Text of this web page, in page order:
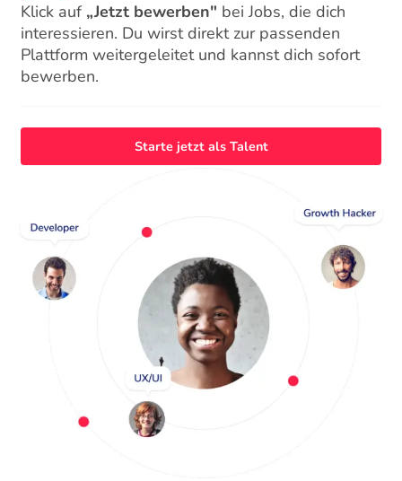
Klick auf „Jetzt bewerben" bei Jobs, die dich
interessieren. Du wirst direkt zur passenden
Plattform weitergeleitet und kannst dich sofort
bewerben.
Starte jetzt als Talent